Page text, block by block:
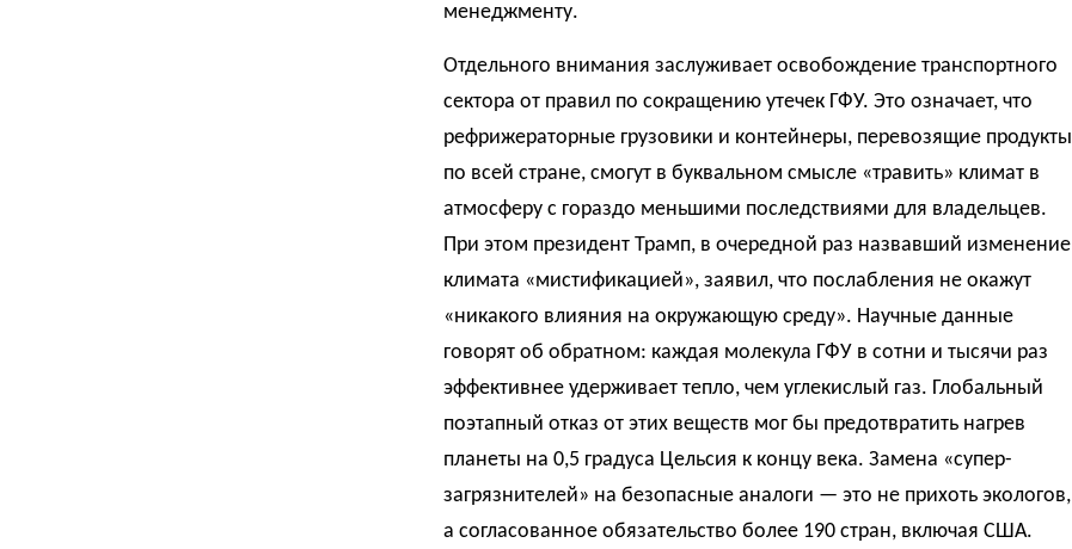
менеджменту.
Отдельного внимания заслуживает освобождение транспортного
сектора от правил по сокращению утечек ГФУ. Это означает, что
рефрижераторные грузовики и контейнеры, перевозящие продукты
по всей стране, смогут в буквальном смысле «травить» климат в
атмосферу с гораздо меньшими последствиями для владельцев.
При этом президент Трамп, в очередной раз назвавший изменение
климата «мистификацией», заявил, что послабления не окажут
«никакого влияния на окружающую среду». Научные данные
говорят об обратном: каждая молекула ГФУ в сотни и тысячи раз
эффективнее удерживает тепло, чем углекислый газ. Глобальный
поэтапный отказ от этих веществ мог бы предотвратить нагрев
планеты на 0,5 градуса Цельсия к концу века. Замена «супер-
загрязнителей» на безопасные аналоги — это не прихоть экологов,
а согласованное обязательство более 190 стран, включая США.